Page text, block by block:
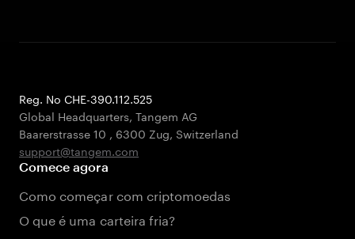
Reg. No CHE-390.112.525
Global Headquarters, Tangem AG
Baarerstrasse 10 , 6300 Zug, Switzerland
support@tangem.com
Comece agora
Como começar com criptomoedas
O que é uma carteira fria?